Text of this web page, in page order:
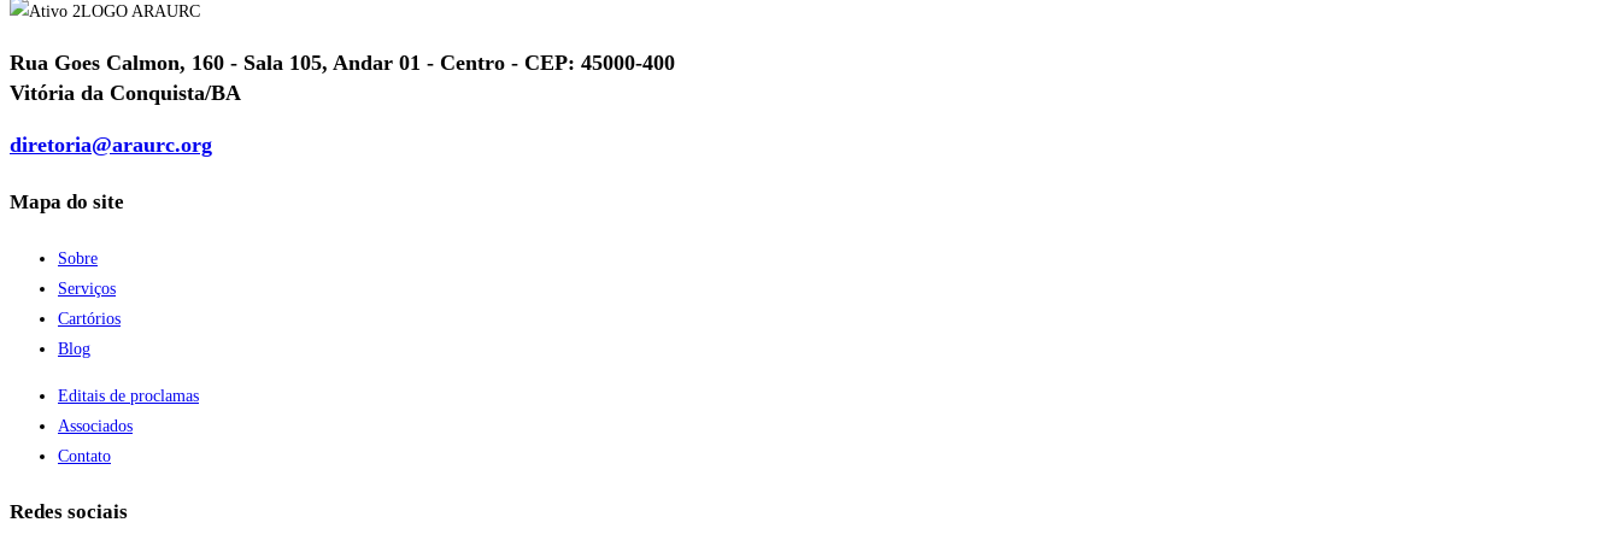
Rua Goes Calmon, 160 - Sala 105, Andar 01 - Centro - CEP: 45000-400
Vitória da Conquista/BA
diretoria@araurc.org
Mapa do site
Sobre
Serviços
Cartórios
Blog
Editais de proclamas
Associados
Contato
Redes sociais